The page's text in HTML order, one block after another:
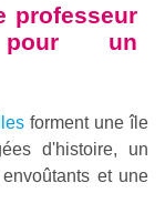
professeur
pour un
forment une île
d'histoire, un
et une